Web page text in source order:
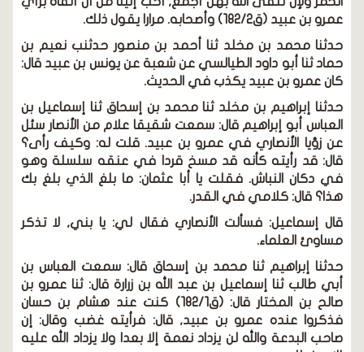
عمرو بن عبيد (ق182/2)
وأصحابه. مرارا يقول ذلك.
حدثنا محمد بن مخلد ثنا أحمد بن منصور حدثنب نعيم بن
حماد ثنا أبو داود الطيالسي عن شعبة عن يونس بن عبيد قال:
كان عمرو بن عبيد يكذب في الحديث.
حدثنا إبراهيم بن مخلد ثنا محمد بن إسحاق ثنا إسماعيل بن
العباس أبو إبراهيم قال: سمعت شقيقا علام من الأنصار سئل
عن زؤيا الأنصاري في عمرو بن عبيد. قلت له: وكيف رأى؟
قال: قد رأيته كأنه قد مسخ قردا في عنقه سلسلة وهو
في دكان النباش. فقلت يا أبا عثمان: ما بلغ الذي بلغ بك
هذا؟ قال: كلامي في القدر.
قال إسماعيل: فسألت الأنصاري فقال لي: يا بني, لا تذكر
مساوئ العلماء.
حدثنا إبراهيم ثنا محمد بن إسحاق قال:سمعت العباس بن
أبي طالب ثنا إسماعيل بن عبد الله بن زرارة قال: ثنا عمرو بن
صالح بن المختار قال:(ق182/1)
كنت عند هشام بن حسان
فذكروا عنده عمرو بن عبيد, قال: فرأيته غضب وقال: إن
صاحب البدعة والله لن يزداد نعمة إلا بعدا ولا يزداد الله عليه